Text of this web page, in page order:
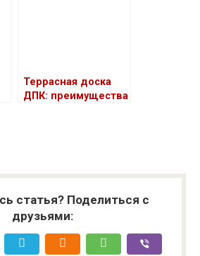
Террасная доска
ДПК: преимущества
статья? Поделиться с
друзьями: